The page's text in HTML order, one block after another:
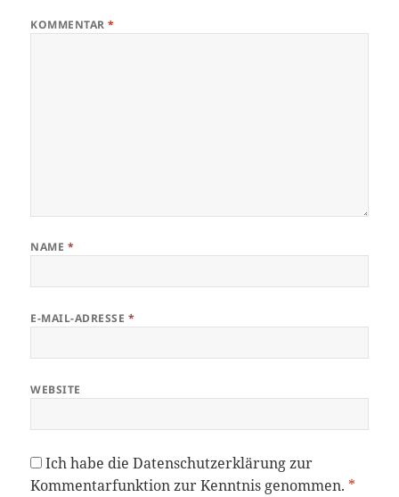
KOMMENTAR*
NAME *
E-MAIL-ADRESSE *
WEBSITE
Ich habe dieDatenschutzerklärungzur
Kommentarfunktion zur Kenntnis genommen. *